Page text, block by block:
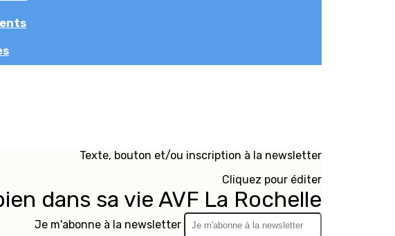
Texte, bouton et/ou inscription à la newsletter
Cliquez pour éditer
dans sa vie AVF La Rochelle
Je m'abonne à la newsletter